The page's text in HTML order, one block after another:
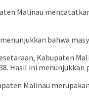
Malinau
bahwa
Kabupaten
Hasil ini
Malinau